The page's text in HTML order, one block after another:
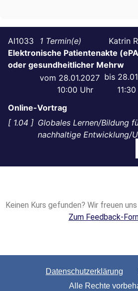
Elektronische Patientenakte
oder gesundheitlicher Mehrw
AI1033 1
28.01.2027
10:00
11:30
Online-Vortrag
1.04
Globales Lernen/Bildung
nachhaltige Entwicklung/
Katrin
Keinen Kurs gefunden? Wir freuen
Zum Feedback-
Datenschutzerklärung
Alle Rechte